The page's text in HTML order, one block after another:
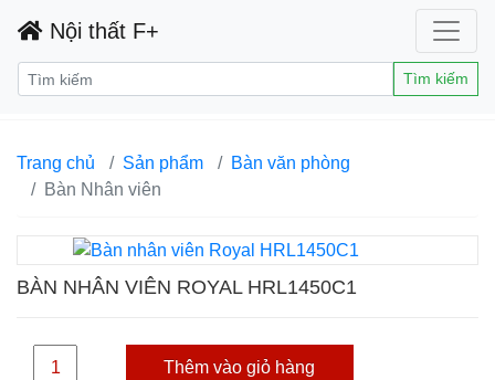
Nội thất F+
Tìm kiếm
Trang chủ Sản phẩm
Bàn văn phòng
Bàn Nhân viên
BÀN NHÂN VIÊN ROYAL HRL1450C1
Thêm vào giỏ hàng